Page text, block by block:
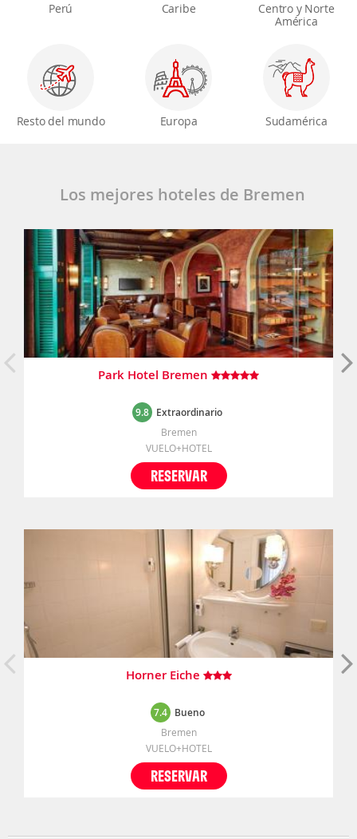
Perú Caribe
Centro y Norte
América
Resto del mundo Europa Sudamérica
Los mejores hoteles de Bremen
Park Hotel Bremen
9.8 Extraordinario
Bremen
VUELO+HOTEL
RESERVAR
Horner Eiche
7.4 Bueno
Bremen
VUELO+HOTEL
RESERVAR